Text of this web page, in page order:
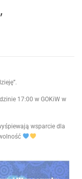
17:00 w GOKiW w
wsparcie dla